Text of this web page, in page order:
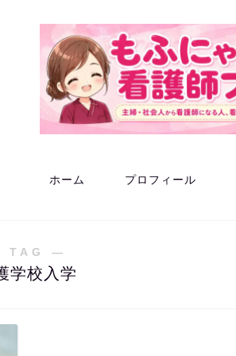
ホーム プロフィール
TAG ―
学校入学